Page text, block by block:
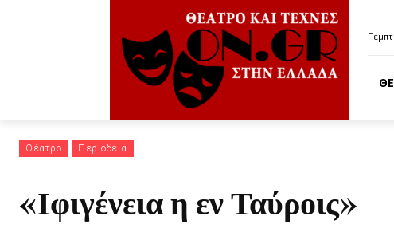
Θέατρο Περιοδεία
«Ιφιγένεια η εν Ταύροις»